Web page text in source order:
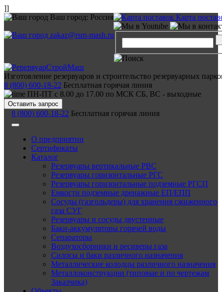
]]
Ваш город: Россия Карта
zakaz@rsm-mash.ru
Изготовление резервуаров и строительство резервуарных
8 (800) 600-18-22 Бесплатная горячая линия
ПН-ПТ с 8.00 до 17.00 по МСК СБ, ВС - выходные
Оставить запрос
8 (800) 600-18-22 Бесплатная горячая линия
О предприятии
Сертификаты
Каталог
Резервуары вертикальные РВС
Резервуары горизонтальные РГС
Резервуары горизонтальные подземные РГСП
Емкости подземные дренажные ЕП/ЕПП
Сосуды (газгольдеры) для хранения сжиженного
газа СУГ
Резервуары и сосуды двустенные
Баки-аккумуляторы горячей воды
Сепараторы
Воздухосборники и ресиверы газа
Силосы и баки различного назначения
Металлические колодцы различного назначения
Металлоконструкции (типовые и по чертежам
Заказчика)